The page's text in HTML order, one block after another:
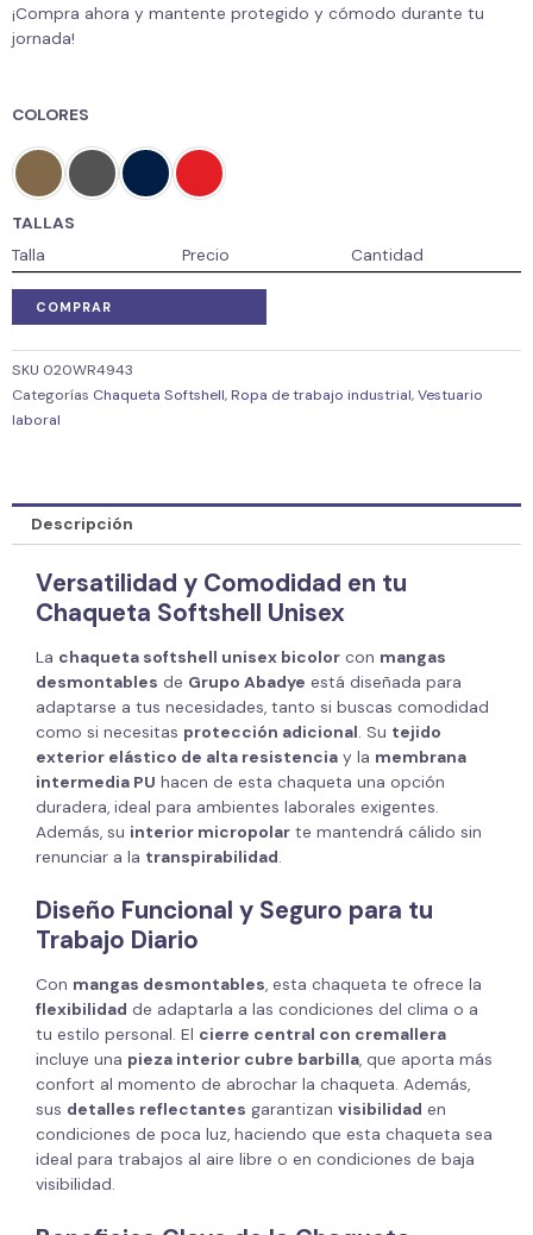
¡Compra ahora y mantente protegido y cómodo durante tu
jornada!
COLORES
TALLAS
Talla
Precio Cantidad
COMPRAR
SKU 020WR4943
Categorías Chaqueta Softshell,Ropa de trabajo industrial,Vestuario
laboral
Descripción
Versatilidad y Comodidad en tu
Chaqueta Softshell Unisex
La chaqueta softshell unisex bicolor con mangas
desmontables de Grupo Abadye está diseñada para
adaptarse a tus necesidades, tanto si buscas comodidad
como si necesitas protección adicional. Su tejido
exterior elástico de alta resistencia y la membrana
intermedia PU hacen de esta chaqueta una opción
duradera, ideal para ambientes laborales exigentes.
Además, su interior micropolar te mantendrá cálido sin
renunciar a la transpirabilidad.
Diseño Funcional y Seguro para tu
Trabajo Diario
Con mangas desmontables, esta chaqueta te ofrece la
flexibilidad de adaptarla a las condiciones del clima o a
tu estilo personal. El cierre central con cremallera
incluye una pieza interior cubre barbilla, que aporta más
confort al momento de abrochar la chaqueta. Además,
sus detalles reflectantes garantizan visibilidad en
condiciones de poca luz, haciendo que esta chaqueta sea
ideal para trabajos al aire libre o en condiciones de baja
visibilidad.